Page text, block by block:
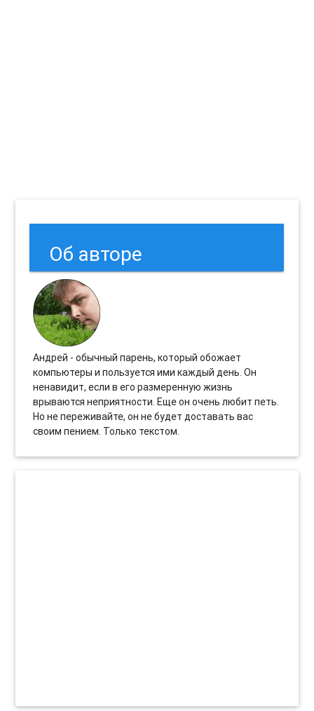
Об авторе
Андрей - обычный парень, который обожает
компьютеры и пользуется ими каждый день. Он
ненавидит, если в его размеренную жизнь
врываются неприятности. Еще он очень любит петь.
Но не переживайте, он не будет доставать вас
своим пением. Только текстом.